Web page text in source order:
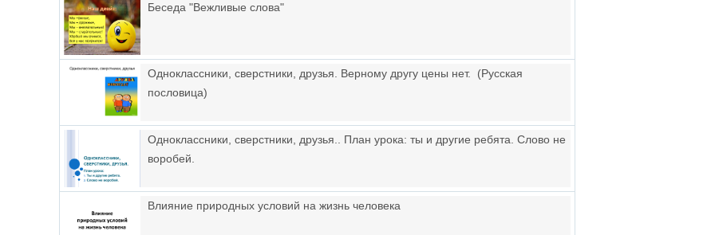
Беседа "Вежливые слова"
Одноклассники, сверстники, друзья. Верному другу цены нет. (Русская
пословица)
Одноклассники, сверстники, друзья.. План урока: ты и другие ребята. Слово не
воробей.
Влияние природных условий на жизнь человека